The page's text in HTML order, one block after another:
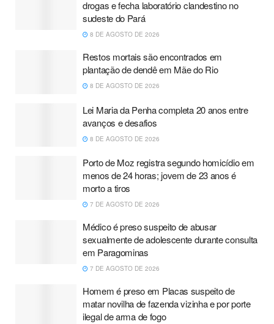
drogas e fecha laboratório clandestino no
sudeste do Pará
8 DE AGOSTO DE 2026
Restos mortais são encontrados em
plantação de dendê em Mãe do Rio
8 DE AGOSTO DE 2026
Lei Maria da Penha completa 20 anos entre
avanços e desafios
8 DE AGOSTO DE 2026
Porto de Moz registra segundo homicídio em
menos de 24 horas; jovem de 23 anos é
morto a tiros
7 DE AGOSTO DE 2026
Médico é preso suspeito de abusar
sexualmente de adolescente durante consulta
em Paragominas
7 DE AGOSTO DE 2026
Homem é preso em Placas suspeito de
matar novilha de fazenda vizinha e por porte
ilegal de arma de fogo